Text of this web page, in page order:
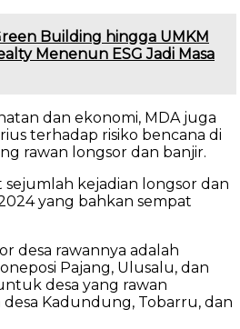
Building hingga UMKM
Menenun ESG Jadi Masa
dan ekonomi, MDA juga
terhadap risiko bencana di
rawan longsor dan banjir.
kejadian longsor dan
yang bahkan sempat
desa rawannya adalah
Pajang, Ulusalu, dan
desa yang rawan
Kadundung, Tobarru, dan